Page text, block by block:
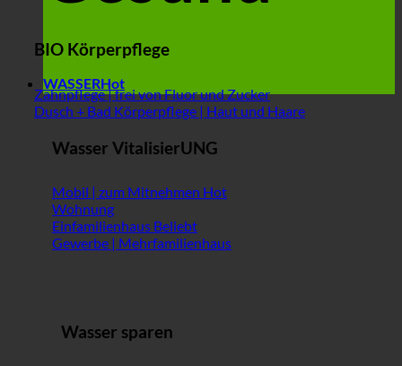
BIO Körperpflege
Zahnpflege | frei von Fluor und Zucker
Dusch + Bad Körperpflege | Haut und Haare
WASSER
Wasser VitalisierUNG
Mobil | zum Mitnehmen
Wohnung
Einfamilienhaus
Gewerbe | Mehrfamilienhaus
Wasser sparen